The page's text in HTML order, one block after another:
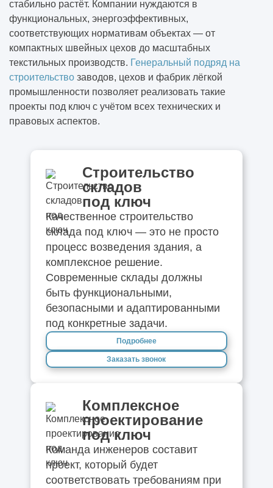
стабильно растёт. Компании нуждаются в
функциональных, энергоэффективных,
соответствующих нормативам объектах — от
компактных швейных цехов до масштабных
текстильных производств. Генеральный подряд на
строительство заводов, цехов и фабрик лёгкой
промышленности позволяет реализовать такие
проекты под ключ с учётом всех технических и
правовых аспектов.
Строительство
складов
под ключ
Качественное строительство
склада под ключ — это не просто
процесс возведения здания, а
комплексное решение.
Современные склады должны
быть функциональными,
безопасными и адаптированными
под конкретные задачи.
Подробнее
Заказать звонок
Комплексное
проектирование
под ключ
Команда инженеров составит
проект, который будет
соответствовать требованиям при